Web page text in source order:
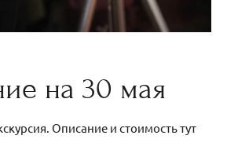
на 30 мая
Описание и стоимость тут